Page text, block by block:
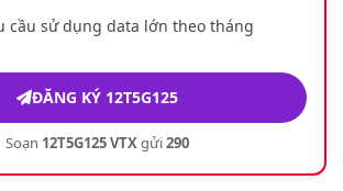
cầu sử dụng data lớn theo tháng
ĐĂNG KÝ 12T5G125
Soạn 12T5G125 VTXgửi290